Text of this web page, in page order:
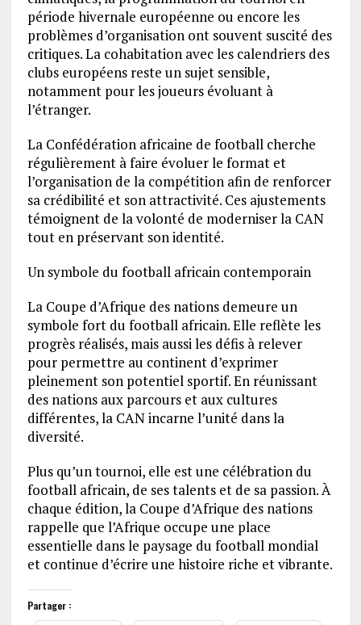
période hivernale européenne ou encore les
problèmes d’organisation ont souvent suscité des
critiques. La cohabitation avec les calendriers des
clubs européens reste un sujet sensible,
notamment pour les joueurs évoluant à
l’étranger.
La Confédération africaine de football cherche
régulièrement à faire évoluer le format et
l’organisation de la compétition afin de renforcer
sa crédibilité et son attractivité. Ces ajustements
témoignent de la volonté de moderniser la CAN
tout en préservant son identité.
Un symbole du football africain contemporain
La Coupe d’Afrique des nations demeure un
symbole fort du football africain. Elle reflète les
progrès réalisés, mais aussi les défis à relever
pour permettre au continent d’exprimer
pleinement son potentiel sportif. En réunissant
des nations aux parcours et aux cultures
différentes, la CAN incarne l’unité dans la
diversité.
Plus qu’un tournoi, elle est une célébration du
football africain, de ses talents et de sa passion. À
chaque édition, la Coupe d’Afrique des nations
rappelle que l’Afrique occupe une place
essentielle dans le paysage du football mondial
et continue d’écrire une histoire riche et vibrante.
Partager :